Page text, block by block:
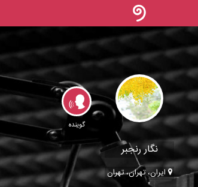
گوینده
نگار رنجبر
ایران، تهران، تهران